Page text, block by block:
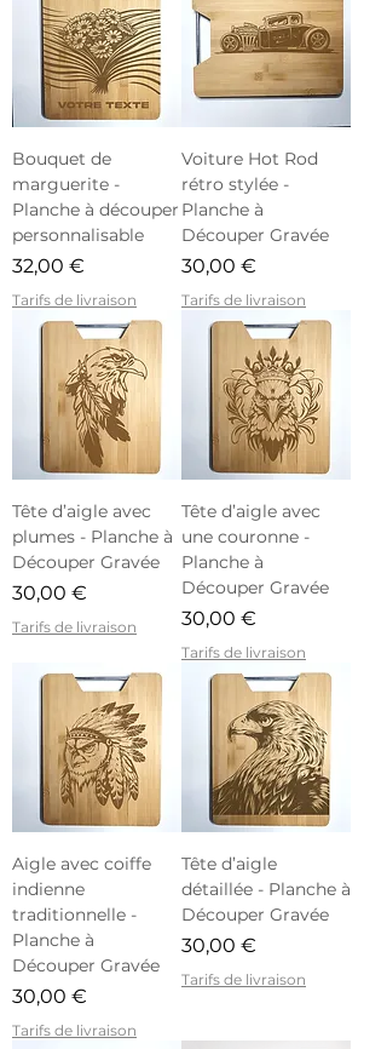
Bouquet de
marguerite -
Planche à découper
personnalisable
Prix
32,00 €
Tarifs de livraison
Voiture Hot Rod
rétro stylée -
Planche à
Découper Gravée
Prix
30,00 €
Tarifs de livraison
Tête d’aigle avec
plumes - Planche à
Découper Gravée
Prix
30,00 €
Tarifs de livraison
Tête d’aigle avec
une couronne -
Planche à
Découper Gravée
Prix
30,00 €
Tarifs de livraison
Aigle avec coiffe
indienne
traditionnelle -
Planche à
Découper Gravée
Prix
30,00 €
Tarifs de livraison
Tête d’aigle
détaillée - Planche à
Découper Gravée
Prix
30,00 €
Tarifs de livraison